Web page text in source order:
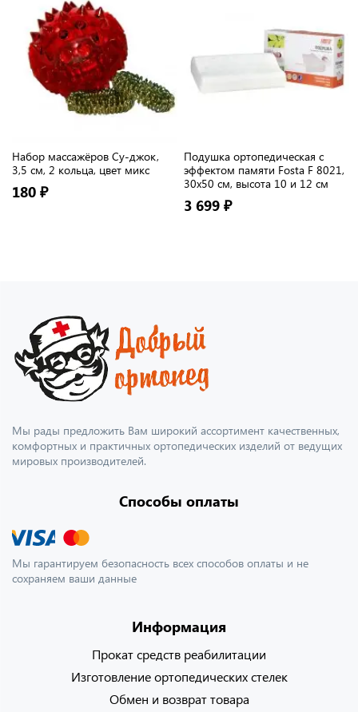
Набор массажёров Су-джок,
3,5 см, 2 кольца, цвет микс
180 ₽
Подушка ортопедическая с
эффектом памяти Fosta F 8021,
30х50 см, высота 10 и 12 см
3 699 ₽
Мы рады предложить Вам широкий ассортимент качественных,
комфортных и практичных ортопедических изделий от ведущих
мировых производителей.
Способы оплаты
Мы гарантируем безопасность всех способов оплаты и не
сохраняем ваши данные
Информация
Прокат средств реабилитации
Изготовление ортопедических стелек
Обмен и возврат товара